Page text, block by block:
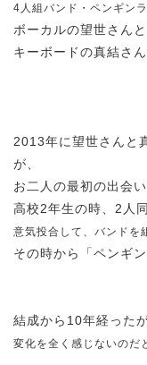
4人組バンド・ペンギン
ボーカルの望世さんと
キーボードの真結さ
2013年に望世さんと
が、
お二人の最初の出会い
高校2年生の時、2人
意気投合して、バンドを
その時から「ペンギン
結成から10年経った
変化を全く感じないのだ